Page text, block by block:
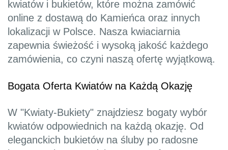
kwiatów i bukietów, które można zamówić
online z dostawą do Kamieńca oraz innych
lokalizacji w Polsce. Nasza kwiaciarnia
zapewnia świeżość i wysoką jakość każdego
zamówienia, co czyni naszą ofertę wyjątkową.
Bogata Oferta Kwiatów na Każdą Okazję
W "Kwiaty-Bukiety" znajdziesz bogaty wybór
kwiatów odpowiednich na każdą okazję. Od
eleganckich bukietów na śluby po radosne